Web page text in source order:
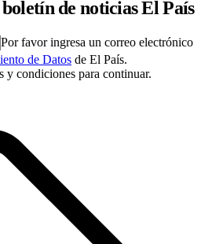
de noticias El País
Por favor ingresa un correo electrónico
de Datos de El País.
y condiciones para continuar.